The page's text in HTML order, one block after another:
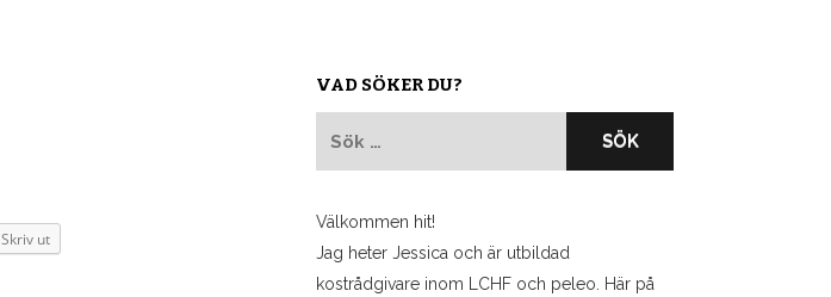
Skriv ut
VAD SÖKER DU?
Välkommen hit!
Jag heter Jessica och är utbildad
kostrådgivare inom LCHF och peleo. Här på